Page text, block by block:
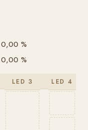
0,00 %
0,00 %
LED 3 LED 4